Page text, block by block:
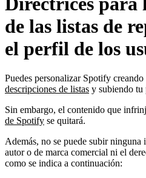
de las listas de
el perfil de los
Puedes personalizar Spotify creando
descripciones de listas y subiendo tu
Sin embargo, el contenido que
de Spotify se quitará.
Además, no se puede subir
autor o de marca comercial ni el
como se indica a continuación: